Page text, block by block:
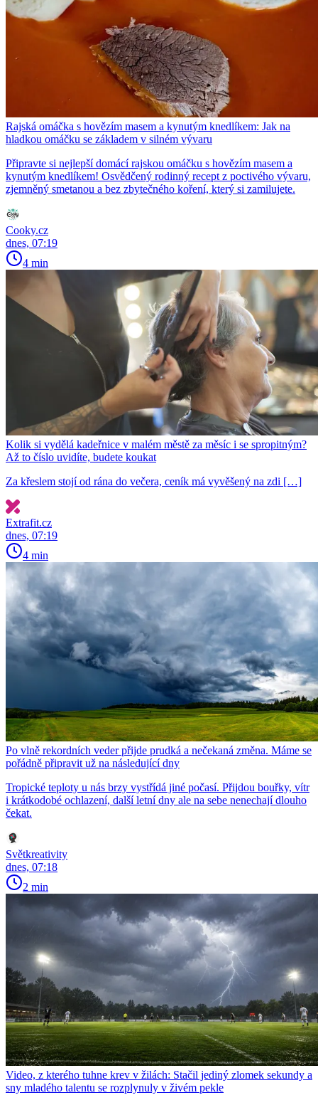
Rajská omáčka s hovězím masem a kynutým knedlíkem: Jak na
hladkou omáčku se základem v silném vývaru
Připravte si nejlepší domácí rajskou omáčku s hovězím masem a
kynutým knedlíkem! Osvědčený rodinný recept z poctivého vývaru,
zjemněný smetanou a bez zbytečného koření, který si zamilujete.
Cooky.cz
dnes, 07:19
4 min
Kolik si vydělá kadeřnice v malém městě za měsíc i se spropitným?
Až to číslo uvidíte, budete koukat
Za křeslem stojí od rána do večera, ceník má vyvěšený na zdi […]
Extrafit.cz
dnes, 07:19
4 min
Po vlně rekordních veder přijde prudká a nečekaná změna. Máme se
pořádně připravit už na následující dny
Tropické teploty u nás brzy vystřídá jiné počasí. Přijdou bouřky, vítr
i krátkodobé ochlazení, další letní dny ale na sebe nenechají dlouho
čekat.
Světkreativity
dnes, 07:18
2 min
Video, z kterého tuhne krev v žilách: Stačil jediný zlomek sekundy a
sny mladého talentu se rozplynuly v živém pekle